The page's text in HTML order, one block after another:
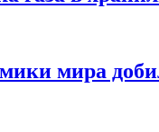
мира